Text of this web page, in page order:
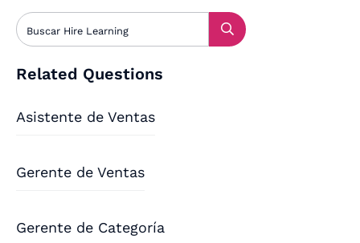
Related Questions
Asistente de Ventas
Gerente de Ventas
Gerente de Categoría